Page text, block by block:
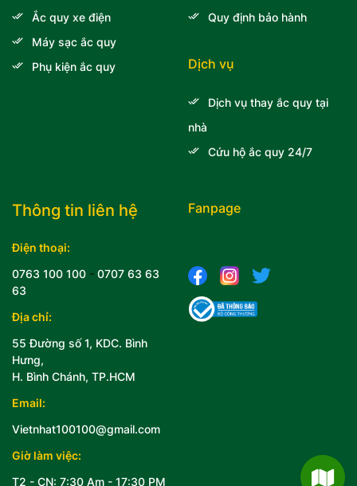
Thông tin liên hệ
Điện thoại:
0763 100 100 - 0707 63 63
63
Địa chỉ:
55 Đường số 1, KDC. Bình
Hưng,
H. Bình Chánh, TP.HCM
Email:
Vietnhat100100@gmail.com
Giờ làm việc:
T2 - CN: 7:30 Am - 17:30 PM
Ắc quy xe điện
Máy sạc ắc quy
Phụ kiện ắc quy
Quy định bảo hành
Dịch vụ
Dịch vụ thay ắc quy tại
nhà
Cứu hộ ắc quy 24/7
Fanpage